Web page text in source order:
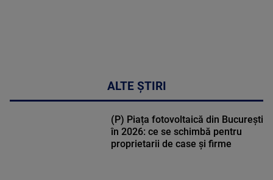
ALTE ȘTIRI
(P) Piața fotovoltaică din București
în 2026: ce se schimbă pentru
proprietarii de case și firme